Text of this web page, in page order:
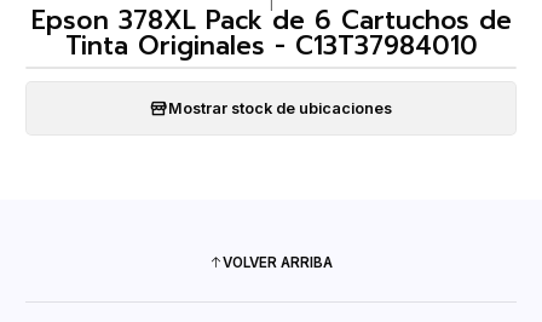
Epson 378XL Pack de 6 Cartuchos de
Tinta Originales - C13T37984010
Mostrar stock de ubicaciones
VOLVER ARRIBA